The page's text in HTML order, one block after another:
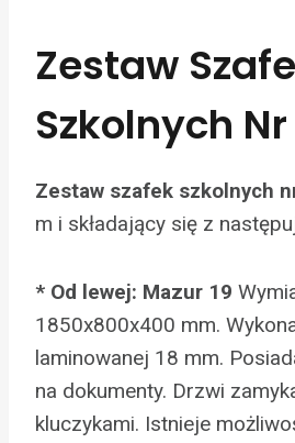
Zestaw
Szkolnych Nr
Zestaw szafek szkolnych
m i składający się z
* Od lewej: Mazur 19
1850x800x400 mm.
laminowanej 18 mm.
na dokumenty. Drzwi
kluczykami. Istnieje